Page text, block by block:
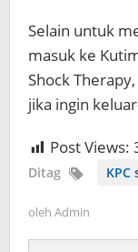
Selain untuk
masuk ke
Shock
jika ingin
Post Views:
Ditag KPC
oleh Admin